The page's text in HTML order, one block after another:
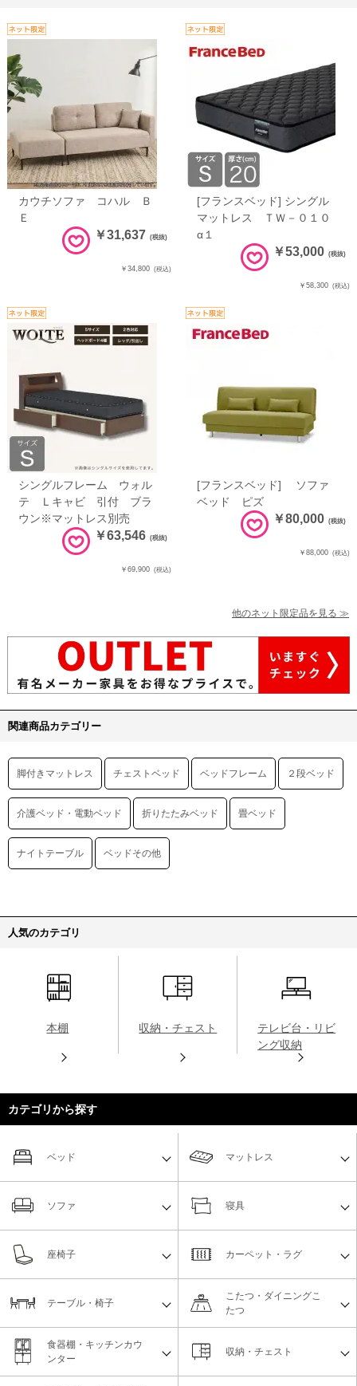
カウチソファ コハル Ｂ
Ｅ
￥31,637 (税抜)
￥34,800 (税込)
[フランスベッド] シングル
マットレス ＴＷ－０１０
α１
￥53,000 (税抜)
￥58,300 (税込)
シングルフレーム ウォル
テ Ｌキャビ 引付 ブラ
ウン※マットレス別売
￥63,546 (税抜)
￥69,900 (税込)
[フランスベッド] ソファ
ベッド ピズ
￥80,000 (税抜)
￥88,000 (税込)
他のネット限定品を見る ≫
関連商品カテゴリー
脚付きマットレス チェストベッド ベッドフレーム ２段ベッド
介護ベッド・電動ベッド 折りたたみベッド 畳ベッド
ナイトテーブル ベッドその他
人気のカテゴリ
本棚 収納・チェスト
テレビ台・リビ
ング収納
カテゴリから探す
ベッド マットレス
ソファ 寝具
座椅子 カーペット・ラグ
テーブル・椅子
こたつ・ダイニングこ
たつ
食器棚・キッチンカウ
ンター
収納・チェスト